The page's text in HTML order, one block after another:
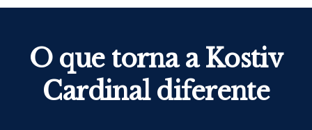
O que torna a Kostiv
Cardinal diferente